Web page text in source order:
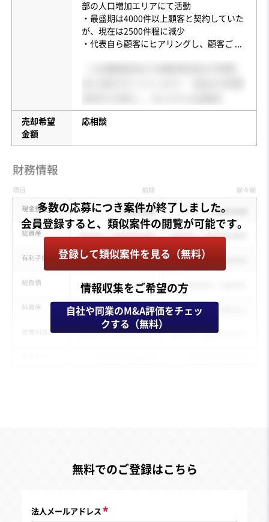
部の人口増加エリアにて活動
・最盛期は4000件以上顧客と契約していた
が、現在は2500件程に減少
・代表自ら顧客にヒアリングし、顧客ご
売却希望
金額
応相談
多数の応募につき案件が終了しました。
登録して類似案件を見る（無料）
情報収集をご希望の方
自社や同業のM&A評価をチェッ
クする（無料）
無料でのご登録はこちら
法人メールアドレス